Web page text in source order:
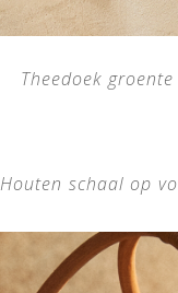
Theedoek groente
Houten schaal op